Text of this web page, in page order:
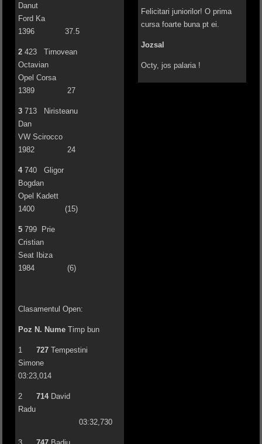
Danut
Ford Ka
1396 37.5
2 423 Tirnovean
Octavian
Opel Corsa
1389 27
3 713 Niristeanu
Dan
VW Scirocco
1982 24
4740 Gligor
Bogdan
Opel Kadett
1400 (15)
5 799 Prie
Cristian
Seat Ibiza
1984 (6)
Clasamentul Open:
Poz N. Nume Timp bun
1727 Tempestini
Simone
03:23,014
2714David
Radu
03:32,730
Felicitari juniorilor! O prima
cursa foarte buna pt ei.
Jozsal
Octy, jos palaria !